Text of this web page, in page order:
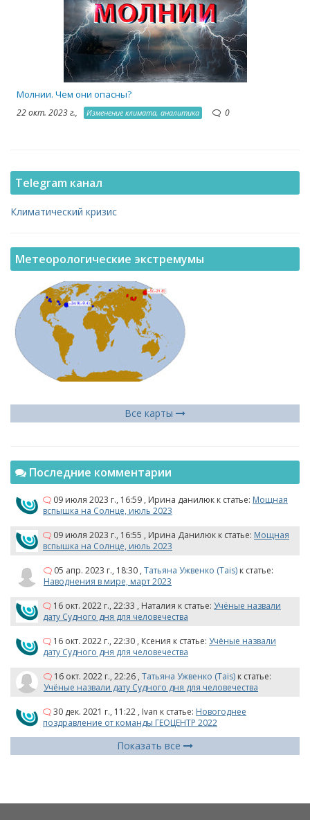
Молнии. Чем они опасны?
22 окт. 2023 г., Изменение климата, аналитика 0
Telegram канал
Климатический кризис
Метеорологические экстремумы
Все карты
Последние комментарии
09 июля 2023 г., 16:59 , Ирина данилюк к статье: Мощная
вспышка на Солнце, июль 2023
09 июля 2023 г., 16:55 , Ирина Данилюк к статье: Мощная
вспышка на Солнце, июль 2023
05 апр. 2023 г., 18:30 , Татьяна Ужвенко (Tais) к статье:
Наводнения в мире, март 2023
16 окт. 2022 г., 22:33 , Наталия к статье: Учёные назвали
дату Судного дня для человечества
16 окт. 2022 г., 22:30 , Ксения к статье: Учёные назвали
дату Судного дня для человечества
16 окт. 2022 г., 22:26 , Татьяна Ужвенко (Tais) к статье:
Учёные назвали дату Судного дня для человечества
30 дек. 2021 г., 11:22 , Ivan к статье: Новогоднее
поздравление от команды ГЕОЦЕНТР 2022
Показать все